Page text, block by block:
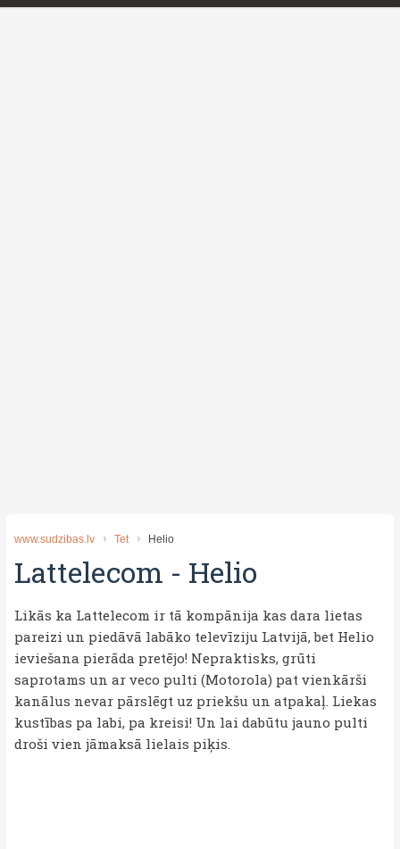
www.sudzibas.lv Tet Helio
Lattelecom - Helio
Likās ka Lattelecom ir tā kompānija kas dara lietas
pareizi un piedāvā labāko televīziju Latvijā, bet Helio
ieviešana pierāda pretējo! Nepraktisks, grūti
saprotams un ar veco pulti (Motorola) pat vienkārši
kanālus nevar pārslēgt uz priekšu un atpakaļ. Liekas
kustības pa labi, pa kreisi! Un lai dabūtu jauno pulti
droši vien jāmaksā lielais piķis.